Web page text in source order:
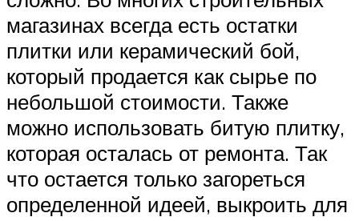
магазинах всегда есть остатки
плитки или керамический бой,
который продается как сырье по
небольшой стоимости. Также
можно использовать битую плитку,
которая осталась от ремонта. Так
что остается только загореться
определенной идеей, выкроить для